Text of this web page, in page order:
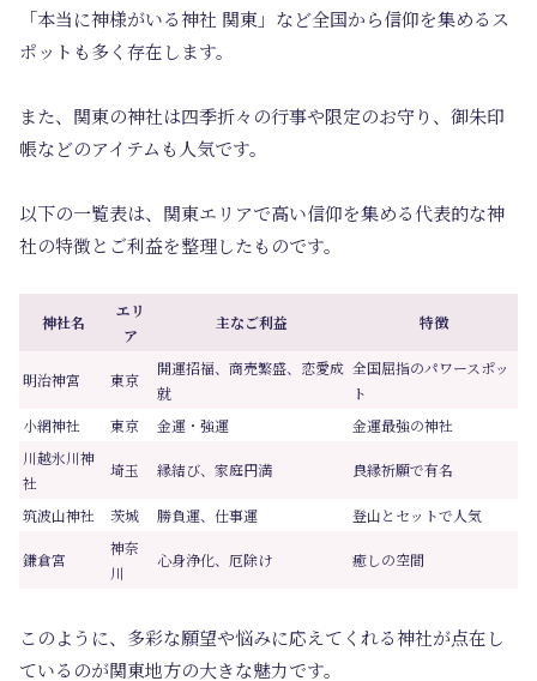
「本当に神様がいる神社 関東」など全国から信仰を集めるス
ポットも多く存在します。
また、関東の神社は四季折々の行事や限定のお守り、御朱印
帳などのアイテムも人気です。
以下の一覧表は、関東エリアで高い信仰を集める代表的な神
社の特徴とご利益を整理したものです。
神社名
エリ
ア
主なご利益 特徴
明治神宮 東京
開運招福、商売繁盛、恋愛成
就
全国屈指のパワースポッ
ト
小網神社
東京 金運・強運
金運最強の神社
川越氷川神
社
埼玉 縁結び、家庭円満 良縁祈願で有名
筑波山神社 茨城 勝負運、仕事運 登山とセットで人気
鎌倉宮
神奈
川
心身浄化、厄除け 癒しの空間
このように、多彩な願望や悩みに応えてくれる神社が点在し
ているのが関東地方の大きな魅力です。